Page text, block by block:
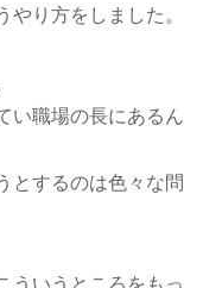
り方をしました。
い職場の長にあるん
とするのは色々な問
ういうところをもっ